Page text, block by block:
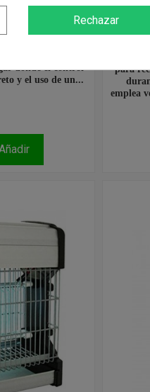
novedoso aparato
donde el control
y el uso de un...
Trampa
para
emplea
Rechazar